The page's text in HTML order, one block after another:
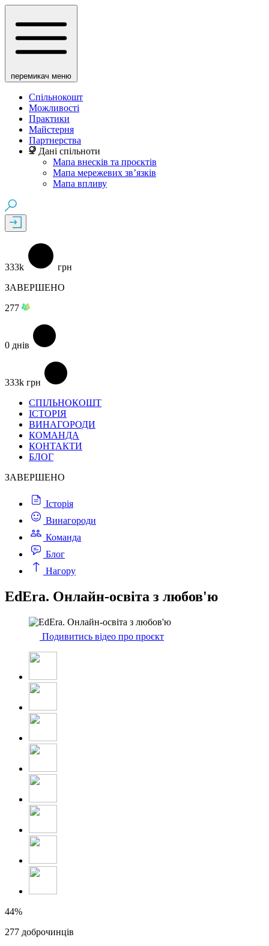
перемикач меню
Спільнокошт
Можливості
Практики
Майстерня
Партнерства
Дані спільноти
Мапа внесків та проєктів
Мапа мережевих зв’язків
Мапа впливу
333k
грн
ЗАВЕРШЕНО
277
0 днів
333k грн
СПІЛЬНОКОШТ
ІСТОРІЯ
ВИНАГОРОДИ
КОМАНДА
КОНТАКТИ
БЛОГ
ЗАВЕРШЕНО
Історія
Винагороди
Команда
Блог
Нагору
EdEra. Онлайн-освіта з любов'ю
Подивитись відео про проєкт
44%
277 доброчинців